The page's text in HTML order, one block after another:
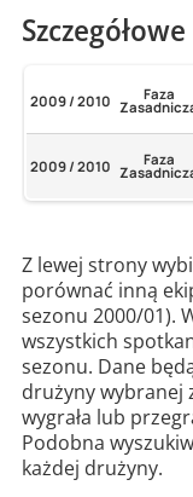
2009 / 2010 Faza
2009 / 2010 Faza
Z lewej strony
porównać inną
sezonu 2000/01).
wszystkich
sezonu. Dane
drużyny wybranej
wygrała lub
Podobna
każdej drużyny.